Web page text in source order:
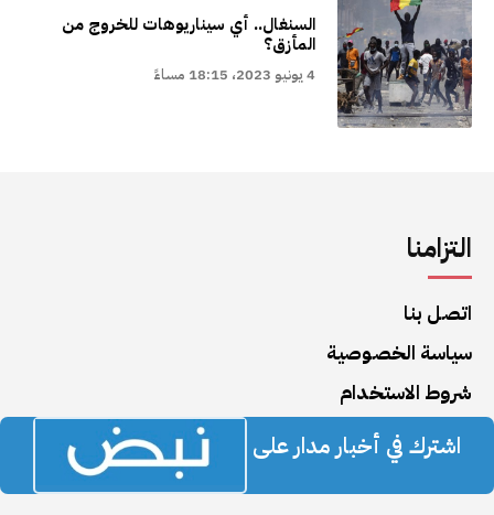
السنغال.. أي سيناريوهات للخروج من
المأزق؟
4 يونيو 2023، 18:15 مساءً
التزامنا
اتصل بنا
سياسة الخصوصية
شروط الاستخدام
اشترك في أخبار مدار على